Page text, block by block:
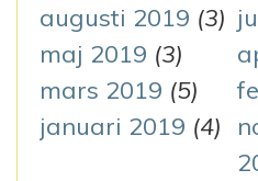
augusti 2019 (3)
maj 2019 (3)
mars 2019 (5)
januari 2019 (4)